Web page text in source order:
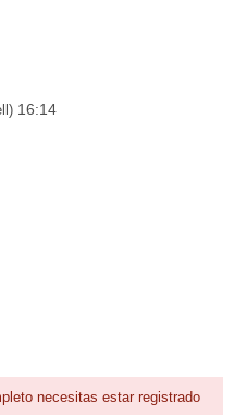
16:14
necesitas estar registrado